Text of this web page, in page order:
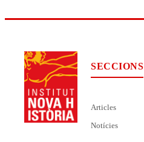
SECCIONS
Articles
Notícies